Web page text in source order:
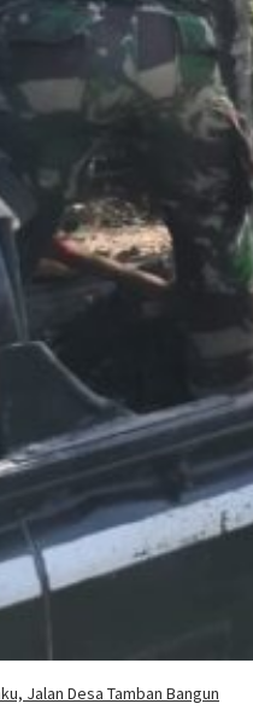
Jalan Desa Tamban Bangun